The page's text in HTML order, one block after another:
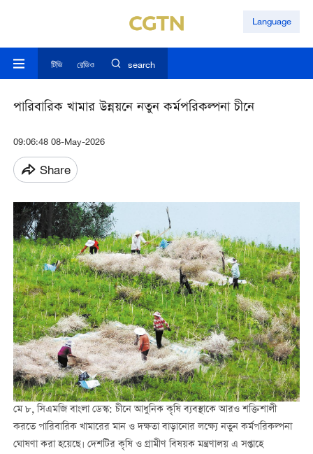
Language
টিভি রেডিও search
পারিবারিক খামার উন্নয়নে নতুন কর্মপরিকল্পনা চীনে
09:06:48 08-May-2026
Share
মে ৮,সিএমজি বাংলা ডেস্ক:চীনে আধুনিক কৃষি ব্যবস্থাকে আরও শক্তিশালী
করতে পারিবারিক খামারের মান ও দক্ষতা বাড়ানোর লক্ষ্যে নতুন কর্মপরিকল্পনা
ঘোষণা করা হয়েছে। দেশটির কৃষি ও গ্রামীণ বিষয়ক মন্ত্রণালয় এ সপ্তাহে